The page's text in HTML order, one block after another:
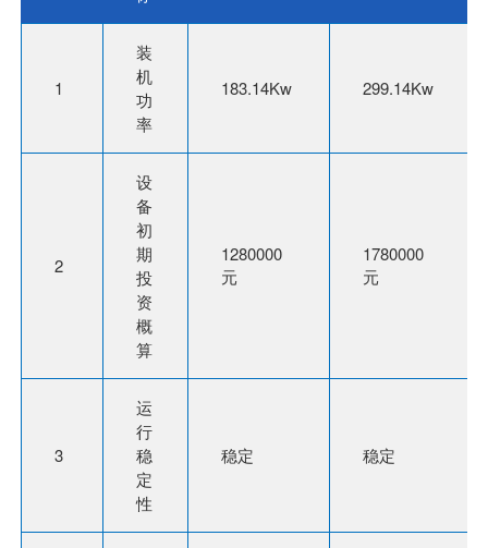
1
装
机
功
率
183.14Kw 299.14Kw
2
设
备
初
期
投
资
概
算
1280000
元
1780000
元
3
运
行
稳
定
性
稳定 稳定